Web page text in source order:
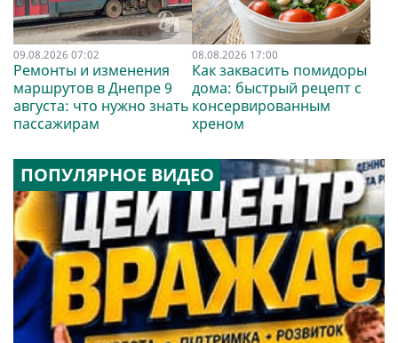
09.08.2026 07:02
Ремонты и изменения
маршрутов в Днепре 9
августа: что нужно знать
пассажирам
08.08.2026 17:00
Как заквасить помидоры
дома: быстрый рецепт с
консервированным
хреном
ПОПУЛЯРНОЕ ВИДЕО